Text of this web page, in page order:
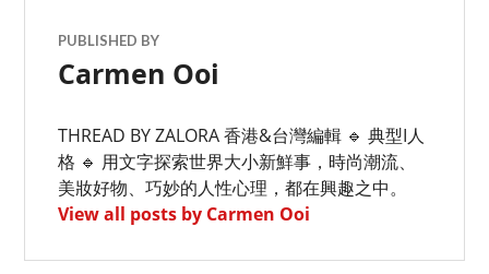
PUBLISHED BY
Carmen Ooi
THREAD BY ZALORA 香港&台灣編輯 🔹 典型I人
格 🔹 用文字探索世界大小新鮮事，時尚潮流、
美妝好物、巧妙的人性心理，都在興趣之中。
View all posts by Carmen Ooi